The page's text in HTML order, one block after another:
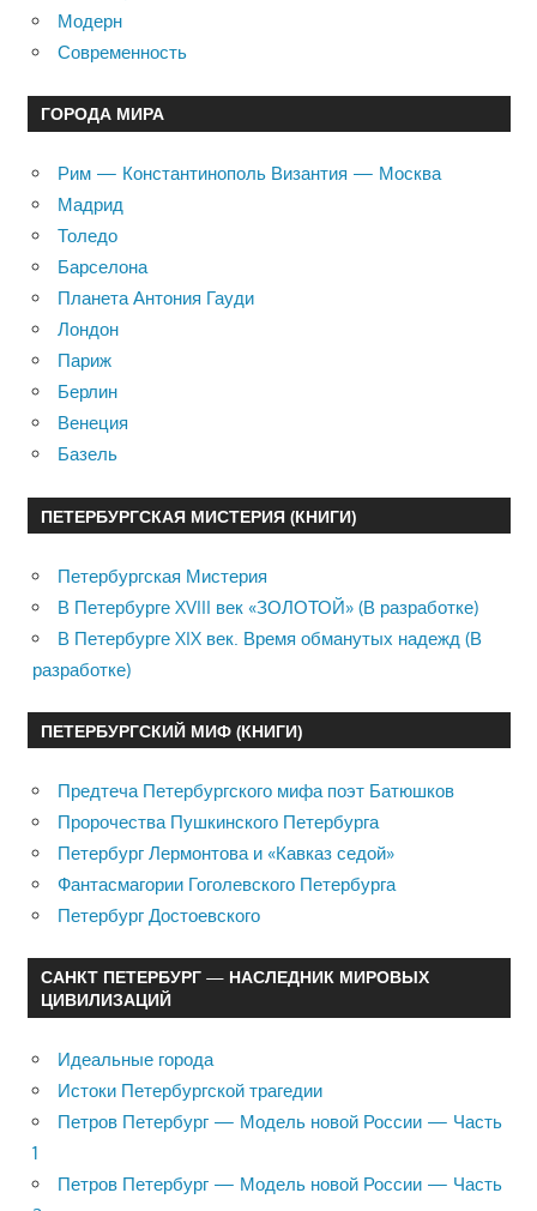
Модерн
Современность
ГОРОДА МИРА
Рим — Константинополь Византия — Москва
Мадрид
Толедо
Барселона
Планета Антония Гауди
Лондон
Париж
Берлин
Венеция
Базель
ПЕТЕРБУРГСКАЯ МИСТЕРИЯ (КНИГИ)
Петербургская Мистерия
В Петербурге XVIII век «ЗОЛОТОЙ» (В разработке)
В Петербурге XIX век. Время обманутых надежд (В
разработке)
ПЕТЕРБУРГСКИЙ МИФ (КНИГИ)
Предтеча Петербургского мифа поэт Батюшков
Пророчества Пушкинского Петербурга
Петербург Лермонтова и «Кавказ седой»
Фантасмагории Гоголевского Петербурга
Петербург Достоевского
САНКТ ПЕТЕРБУРГ — НАСЛЕДНИК МИРОВЫХ
ЦИВИЛИЗАЦИЙ
Идеальные города
Истоки Петербургской трагедии
Петров Петербург — Модель новой России — Часть
1
Петров Петербург — Модель новой России — Часть